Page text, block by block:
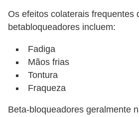
Os efeitos colaterais frequentes
betabloqueadores incluem:
Fadiga
Mãos frias
Tontura
Fraqueza
Beta-bloqueadores geralmente